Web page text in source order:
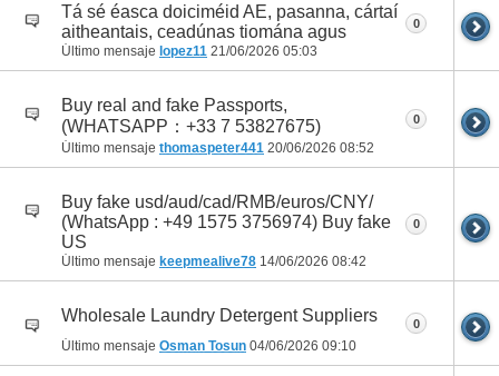
Tá sé éasca doiciméid AE, pasanna, cártaí
aitheantais, ceadúnas tiomána agus
Último mensaje lopez11 21/06/2026 05:03
0
Buy real and fake Passports,
(WHATSAPP：+33 7 53827675)
Último mensaje thomaspeter441 20/06/2026 08:52
0
Buy fake usd/aud/cad/RMB/euros/CNY/
(WhatsApp : +49 1575 3756974) Buy fake
US
Último mensaje keepmealive78 14/06/2026 08:42
0
Wholesale Laundry Detergent Suppliers
Último mensaje Osman Tosun 04/06/2026 09:10
0